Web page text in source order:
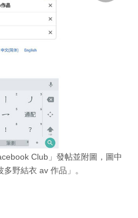
Club」發帖並附圖，圖中
野結衣 av 作品」。